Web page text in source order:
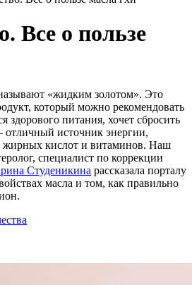
Все о пользе
«жидким золотом». Это
который можно рекомендовать
здорового питания, хочет сбросить
отличный источник энергии,
жирных кислот и витаминов. Наш
специалист по коррекции
Студеникина рассказала порталу
масла и том, как правильно